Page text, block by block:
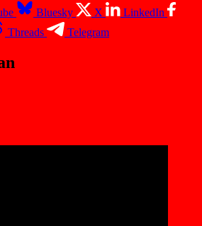
Bluesky X
LinkedIn
Threads Telegram